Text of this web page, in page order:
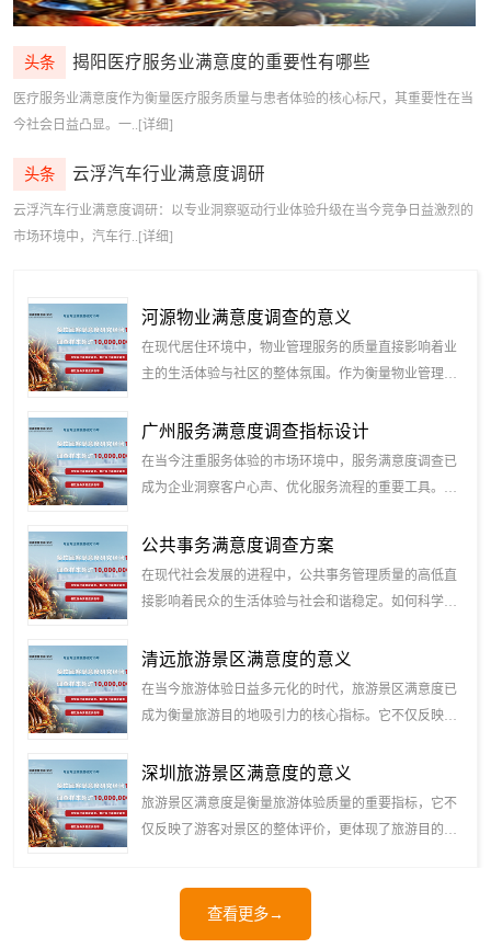
如何开展电视消费者满意度调查 如何做汽车会展满意度调研
如何提升物业满意度
头条 揭阳医疗服务业满意度的重要性有哪些
医疗服务业满意度作为衡量医疗服务质量与患者体验的核心标尺，其重要性在当
今社会日益凸显。一..[详细]
头条 云浮汽车行业满意度调研
云浮汽车行业满意度调研：以专业洞察驱动行业体验升级在当今竞争日益激烈的
市场环境中，汽车行..[详细]
河源物业满意度调查的意义
在现代居住环境中，物业管理服务的质量直接影响着业
主的生活体验与社区的整体氛围。作为衡量物业管理水
广州服务满意度调查指标设计
在当今注重服务体验的市场环境中，服务满意度调查已
成为企业洞察客户心声、优化服务流程的重要工具。通
公共事务满意度调查方案
在现代社会发展的进程中，公共事务管理质量的高低直
接影响着民众的生活体验与社会和谐稳定。如何科学、
清远旅游景区满意度的意义
在当今旅游体验日益多元化的时代，旅游景区满意度已
成为衡量旅游目的地吸引力的核心指标。它不仅反映了
深圳旅游景区满意度的意义
旅游景区满意度是衡量旅游体验质量的重要指标，它不
仅反映了游客对景区的整体评价，更体现了旅游目的地
查看更多→